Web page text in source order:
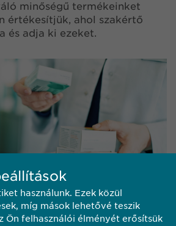
minőségű termékeinket
értékesítjük, ahol szakértő
és adja ki ezeket.
használunk. Ezek közül
míg mások lehetővé teszik
Ön felhasználói élményét erősítsük